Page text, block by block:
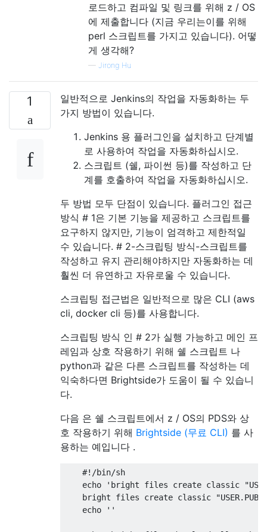
로드하고 컴파일 및 링크를 위해 z / OS
에 제출합니다 (지금 우리는이를 위해
perl 스크립트를 가지고 있습니다). 어떻
게 생각해?
— Jirong Hu
1
일반적으로 Jenkins의 작업을 자동화하는 두
가지 방법이 있습니다.
Jenkins 용 플러그인을 설치하고 단계별
로 사용하여 작업을 자동화하십시오.
스크립트 (쉘, 파이썬 등)를 작성하고 단
계를 호출하여 작업을 자동화하십시오.
두 방법 모두 단점이 있습니다. 플러그인 접근
방식 # 1은 기본 기능을 제공하고 스크립트를
요구하지 않지만, 기능이 엄격하고 제한적일
수 있습니다. # 2-스크립팅 방식-스크립트를
작성하고 유지 관리해야하지만 자동화하는 데
훨씬 더 유연하고 자유로울 수 있습니다.
스크립팅 접근법은 일반적으로 많은 CLI (aws
cli, docker cli 등)를 사용합니다.
스크립팅 방식 인 # 2가 실행 가능하고 메인 프
레임과 상호 작용하기 위해 쉘 스크립트 나
python과 같은 다른 스크립트를 작성하는 데
익숙하다면 Brightside가 도움이 될 수 있습니
다.
다음 은 쉘 스크립트에서 z / OS의 PDS와 상
호 작용하기 위해 Brightside (무료 CLI) 를 사
용하는 예입니다 .
    #!/bin/sh
echo 'bright files create classic
bright files create classic
    echo ''